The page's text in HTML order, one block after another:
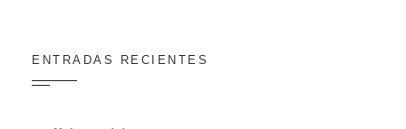
ENTRADAS RECIENTES